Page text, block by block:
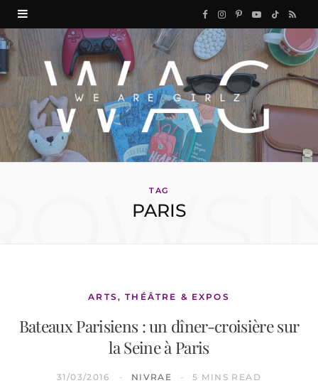
F
a
c
e
b
o
I
n
s
a
P
n
e
Y
o
u
u
T
i
k
R
S
TAG
PARIS
ARTS, THÉÂTRE & EXPOS
Bateaux Parisiens : un dîner-croisière sur
la Seine à Paris
31/03/2016 NIVRAE 5 MINS READ